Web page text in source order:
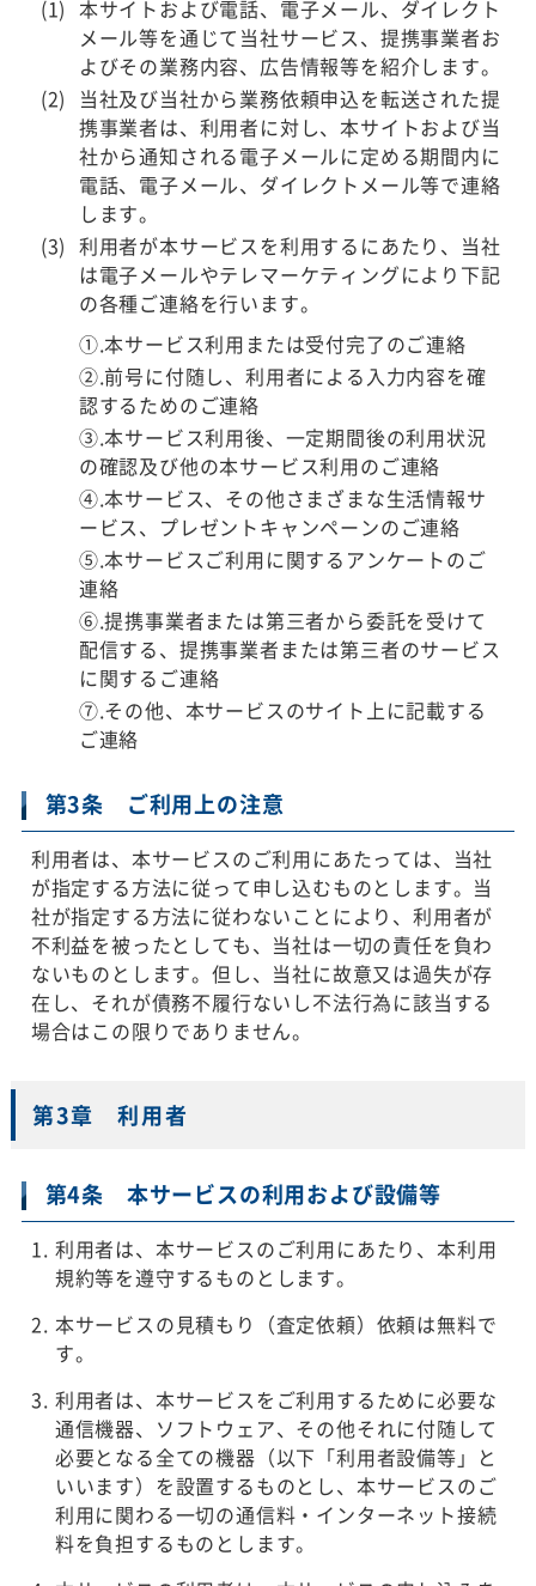
本サイトおよび電話、電子メール、ダイレクト
メール等を通じて当社サービス、提携事業者お
よびその業務内容、広告情報等を紹介します。
当社及び当社から業務依頼申込を転送された提
携事業者は、利用者に対し、本サイトおよび当
社から通知される電子メールに定める期間内に
電話、電子メール、ダイレクトメール等で連絡
します。
利用者が本サービスを利用するにあたり、当社
は電子メールやテレマーケティングにより下記
の各種ご連絡を行います。
①.本サービス利用または受付完了のご連絡
②.前号に付随し、利用者による入力内容を確
認するためのご連絡
③.本サービス利用後、一定期間後の利用状況
の確認及び他の本サービス利用のご連絡
④.本サービス、その他さまざまな生活情報サ
ービス、プレゼントキャンペーンのご連絡
⑤.本サービスご利用に関するアンケートのご
連絡
⑥.提携事業者または第三者から委託を受けて
配信する、提携事業者または第三者のサービス
に関するご連絡
⑦.その他、本サービスのサイト上に記載する
ご連絡
第3条 ご利用上の注意
利用者は、本サービスのご利用にあたっては、当社
が指定する方法に従って申し込むものとします。当
社が指定する方法に従わないことにより、利用者が
不利益を被ったとしても、当社は一切の責任を負わ
ないものとします。但し、当社に故意又は過失が存
在し、それが債務不履行ないし不法行為に該当する
場合はこの限りでありません。
第3章 利用者
第4条 本サービスの利用および設備等
利用者は、本サービスのご利用にあたり、本利用
規約等を遵守するものとします。
本サービスの見積もり（査定依頼）依頼は無料で
す。
利用者は、本サービスをご利用するために必要な
通信機器、ソフトウェア、その他それに付随して
必要となる全ての機器（以下「利用者設備等」と
いいます）を設置するものとし、本サービスのご
利用に関わる一切の通信料・インターネット接続
料を負担するものとします。